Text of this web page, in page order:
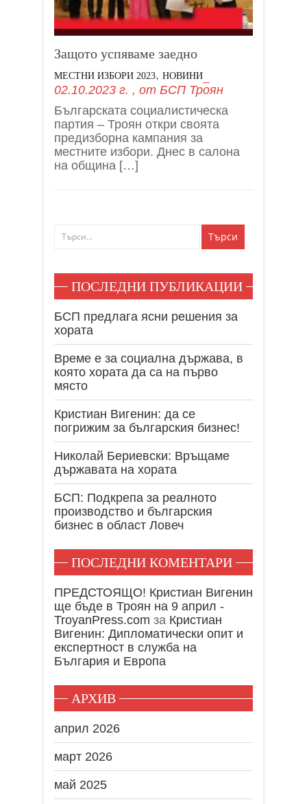
Защото успяваме заедно
МЕСТНИ ИЗБОРИ 2023, НОВИНИ
02.10.2023 г. , от БСП Троян
Българската социалистическа
партия – Троян откри своята
предизборна кампания за
местните избори. Днес в салона
на община […]
ПОСЛЕДНИ ПУБЛИКАЦИИ
БСП предлага ясни решения за
хората
Време е за социална държава, в
която хората да са на първо
място
Кристиан Вигенин: да се
погрижим за българския бизнес!
Николай Бериевски: Връщаме
държавата на хората
БСП: Подкрепа за реалното
производство и българския
бизнес в област Ловеч
ПОСЛЕДНИ КОМЕНТАРИ
ПРЕДСТОЯЩО! Кристиан Вигенин
ще бъде в Троян на 9 април -
TroyanPress.com за Кристиан
Вигенин: Дипломатически опит и
експертност в служба на
България и Европа
АРХИВ
април 2026
март 2026
май 2025